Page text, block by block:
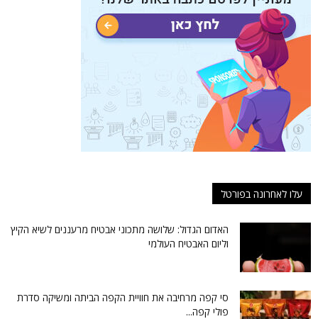
עלו לאחרונה בפורטל
האדום הגדול: שלושה מתכוני אבטיח מרעננים לשיא הקיץ
וליום האבטיח העולמי
סי קפה מרחיבה את חוויית הקפה הביתה ומשיקה סדרת
פולי קפה...